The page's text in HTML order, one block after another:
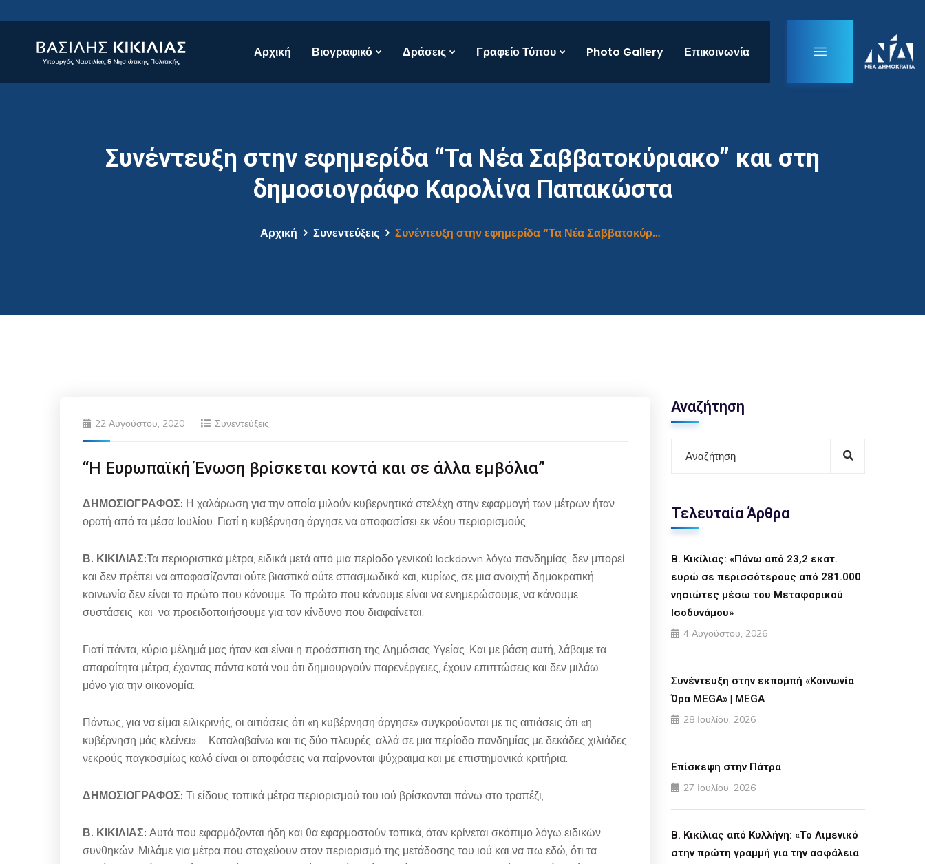
Αρχική Βιογραφικό Δράσεις Γραφείο Τύπου Photo Gallery Επικοινωνία
Συνέντευξη στην εφημερίδα “Τα Νέα Σαββατοκύριακο” και στη
δημοσιογράφο Καρολίνα Παπακώστα
Αρχική Συνεντεύξεις Συνέντευξη στην εφημερίδα “Τα Νέα Σαββατοκύριακο” και στη δημοσιογράφο Καρολίνα Παπακώστα
22 Αυγούστου, 2020 Συνεντεύξεις
“Η Ευρωπαϊκή Ένωση βρίσκεται κοντά και σε άλλα εμβόλια”
ΔΗΜΟΣΙΟΓΡΑΦΟΣ: Η χαλάρωση για την οποία μιλούν κυβερνητικά στελέχη στην εφαρμογή των μέτρων ήταν
ορατή από τα μέσα Ιουλίου. Γιατί η κυβέρνηση άργησε να αποφασίσει εκ νέου περιορισμούς;
Β. ΚΙΚΙΛΙΑΣ:Τα περιοριστικά μέτρα, ειδικά μετά από μια περίοδο γενικού lockdown λόγω πανδημίας, δεν μπορεί
και δεν πρέπει να αποφασίζονται ούτε βιαστικά ούτε σπασμωδικά και, κυρίως, σε μια ανοιχτή δημοκρατική
κοινωνία δεν είναι το πρώτο που κάνουμε. Το πρώτο που κάνουμε είναι να ενημερώσουμε, να κάνουμε
συστάσεις και να προειδοποιήσουμε για τον κίνδυνο που διαφαίνεται.
Γιατί πάντα, κύριο μέλημά μας ήταν και είναι η προάσπιση της Δημόσιας Υγείας. Και με βάση αυτή, λάβαμε τα
απαραίτητα μέτρα, έχοντας πάντα κατά νου ότι δημιουργούν παρενέργειες, έχουν επιπτώσεις και δεν μιλάω
μόνο για την οικονομία.
Πάντως, για να είμαι ειλικρινής, οι αιτιάσεις ότι «η κυβέρνηση άργησε» συγκρούονται με τις αιτιάσεις ότι «η
κυβέρνηση μάς κλείνει»…. Καταλαβαίνω και τις δύο πλευρές, αλλά σε μια περίοδο πανδημίας με δεκάδες χιλιάδες
νεκρούς παγκοσμίως καλό είναι οι αποφάσεις να παίρνονται ψύχραιμα και με επιστημονικά κριτήρια.
ΔΗΜΟΣΙΟΓΡΑΦΟΣ: Τι είδους τοπικά μέτρα περιορισμού του ιού βρίσκονται πάνω στο τραπέζι;
Β. ΚΙΚΙΛΙΑΣ: Αυτά που εφαρμόζονται ήδη και θα εφαρμοστούν τοπικά, όταν κρίνεται σκόπιμο λόγω ειδικών
συνθηκών. Μιλάμε για μέτρα που στοχεύουν στον περιορισμό της μετάδοσης του ιού και να πω εδώ, ότι τα
Αναζήτηση
Τελευταία Άρθρα
Β. Κικίλιας: «Πάνω από 23,2 εκατ.
ευρώ σε περισσότερους από 281.000
νησιώτες μέσω του Μεταφορικού
Ισοδυνάμου»
4 Αυγούστου, 2026
Συνέντευξη στην εκπομπή «Κοινωνία
Ώρα MEGA» | MEGA
28 Ιουλίου, 2026
Επίσκεψη στην Πάτρα
27 Ιουλίου, 2026
Β. Κικίλιας από Κυλλήνη: «Το Λιμενικό
στην πρώτη γραμμή για την ασφάλεια